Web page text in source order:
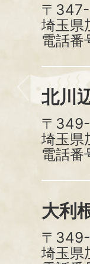
〒
埼玉県
電話番
北川
〒
埼玉県
電話番
大利
〒
埼玉県